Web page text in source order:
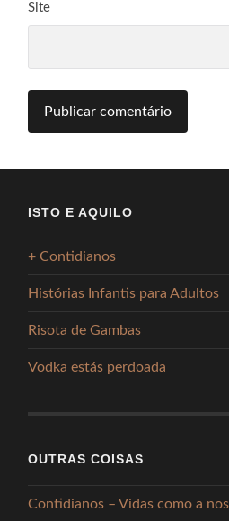
Site
ISTO E AQUILO
+ Contidianos
Histórias Infantis para Adultos
Risota de Gambas
Vodka estás perdoada
OUTRAS COISAS
Contidianos – Vidas como a